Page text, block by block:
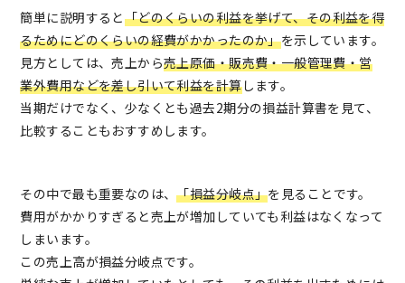
簡単に説明すると「どのくらいの利益を挙げて、その利益を得
るためにどのくらいの経費がかかったのか」を示しています。
見方としては、売上から売上原価・販売費・一般管理費・営
業外費用などを差し引いて利益を計算します。
当期だけでなく、少なくとも過去2期分の損益計算書を見て、
比較することもおすすめします。
その中で最も重要なのは、「損益分岐点」を見ることです。
費用がかかりすぎると売上が増加していても利益はなくなって
しまいます。
この売上高が損益分岐点です。